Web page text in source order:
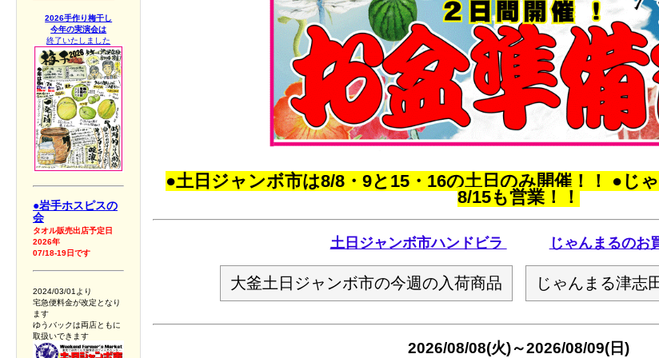
2026手作り梅干し
今年の実演会は
終了いたしました
●岩手ホスピスの
会
タオル販売出店予定日
2026年
07/18-19日です
2024/03/01より
宅急便料金が改定となり
ます
ゆうバックは両店ともに
取扱いできます
●土日ジャンボ市は8/8・9と15・16の土日のみ開催！！ ●じ
8/15も営業！！
土日ジャンボ市ハンドビラ じゃんまるのお
大釜土日ジャンボ市の今週の入荷商品 じゃんまる津志
2026/08/08(火)～2026/08/09(日)